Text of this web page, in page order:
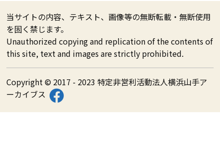
当サイトの内容、テキスト、画像等の無断転載・無断使用
を固く禁じます。
Unauthorized copying and replication of the contents of
this site, text and images are strictly prohibited.
Copyright © 2017 - 2023 特定非営利活動法人横浜山手ア
ーカイブス